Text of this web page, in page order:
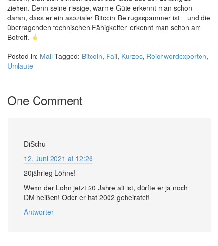
ziehen. Denn seine riesige, warme Güte erkennt man schon
daran, dass er ein asozialer Bitcoin-Betrugsspammer ist – und die
überragenden technischen Fähigkeiten erkennt man schon am
Betreff.
Posted in: Mail Tagged: Bitcoin, Fail, Kurzes, Reichwerdexperten,
Umlaute
One Comment
DiSchu
12. Juni 2021 at 12:26
20jährieg Löhne!
Wenn der Lohn jetzt 20 Jahre alt ist, dürfte er ja noch
DM heißen! Oder er hat 2002 geheiratet!
Antworten